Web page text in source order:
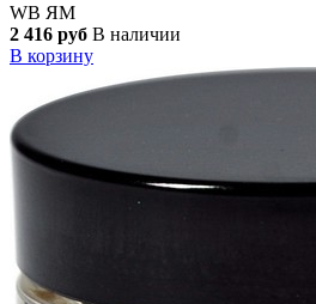
WB ЯМ
2 416 руб В наличии
В корзину